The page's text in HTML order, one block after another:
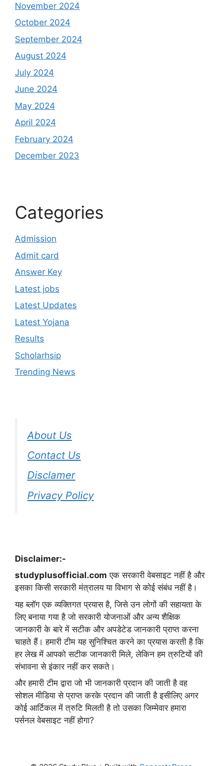
November 2024
October 2024
September 2024
August 2024
July 2024
June 2024
May 2024
April 2024
February 2024
December 2023
Categories
Admission
Admit card
Answer Key
Latest jobs
Latest Updates
Latest Yojana
Results
Scholarhsip
Trending News
About Us
Contact Us
Disclamer
Privacy Policy
Disclaimer:-
studyplusofficial.com एक सरकारी वेबसाइट नहीं है और
इसका किसी सरकारी मंत्रालय या विभाग से कोई संबंध नहीं है।
यह ब्लॉग एक व्यक्तिगत प्रयास है, जिसे उन लोगों की सहायता के
लिए बनाया गया है जो सरकारी योजनाओं और अन्य शैक्षिक
जानकारी के बारे में सटीक और अपडेटेड जानकारी प्राप्त करना
चाहते हैं। हमारी टीम यह सुनिश्चित करने का प्रयास करती है कि
हर लेख में आपको सटीक जानकारी मिले, लेकिन हम त्रुटियों की
संभावना से इंकार नहीं कर सकते।
और हमारी टीम द्वारा जो भी जानकारी प्रदान की जाती है वह
सोशल मीडिया से प्राप्त करके प्रदान की जाती है इसीलिए अगर
कोई आर्टिकल में त्रुटि मिलती है तो उसका जिम्मेवार हमारा
पर्सनल वेबसाइट नहीं होगा?